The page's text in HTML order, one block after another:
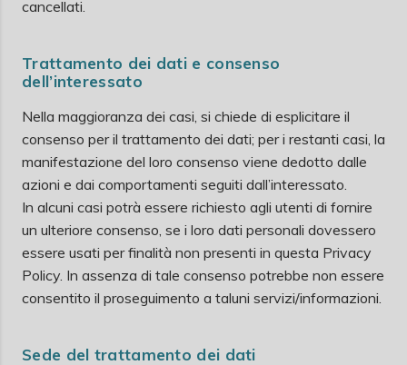
cancellati.
Trattamento dei dati e consenso
dell’interessato
Nella maggioranza dei casi, si chiede di esplicitare il
consenso per il trattamento dei dati; per i restanti casi, la
manifestazione del loro consenso viene dedotto dalle
azioni e dai comportamenti seguiti dall’interessato.
In alcuni casi potrà essere richiesto agli utenti di fornire
un ulteriore consenso, se i loro dati personali dovessero
essere usati per finalità non presenti in questa Privacy
Policy. In assenza di tale consenso potrebbe non essere
consentito il proseguimento a taluni servizi/informazioni.
Sede del trattamento dei dati